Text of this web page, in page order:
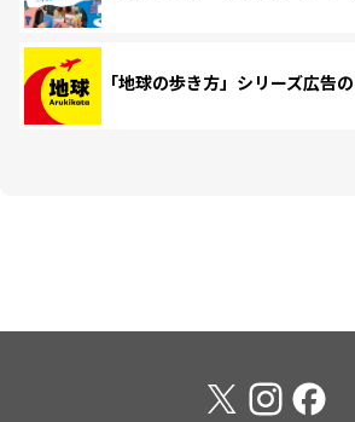
「地球の歩き方」シリーズ広告